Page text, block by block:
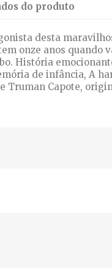
do produto
desta
onze anos quando
História
de infância, A
Truman Capote,